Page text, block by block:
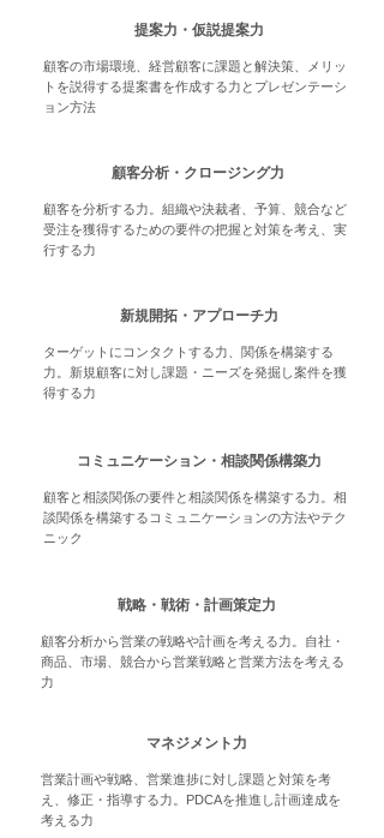
提案力・仮説提案力
顧客の市場環境、経営顧客に課題と解決策、メリッ
トを説得する提案書を作成する力とプレゼンテーシ
ョン方法
顧客分析・クロージング力
顧客を分析する力。組織や決裁者、予算、競合など
受注を獲得するための要件の把握と対策を考え、実
行する力
新規開拓・アプローチ力
ターゲットにコンタクトする力、関係を構築する
力。新規顧客に対し課題・ニーズを発掘し案件を獲
得する力
コミュニケーション・相談関係構築力
顧客と相談関係の要件と相談関係を構築する力。相
談関係を構築するコミュニケーションの方法やテク
ニック
戦略・戦術・計画策定力
顧客分析から営業の戦略や計画を考える力。自社・
商品、市場、競合から営業戦略と営業方法を考える
力
マネジメント力
営業計画や戦略、営業進捗に対し課題と対策を考
え、修正・指導する力。PDCAを推進し計画達成を
考える力